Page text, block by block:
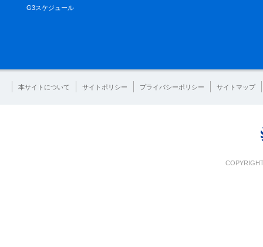
G3スケジュール
本サイトについて サイトポリシー プライバシーポリシー サイトマップ